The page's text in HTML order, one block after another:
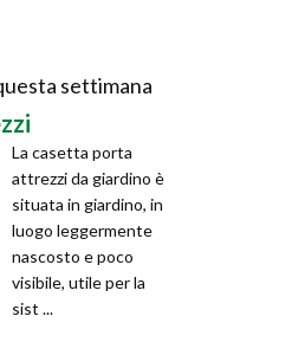
settimana
La casetta porta
attrezzi da giardino è
situata in giardino, in
luogo leggermente
nascosto e poco
visibile, utile per la
sist ...